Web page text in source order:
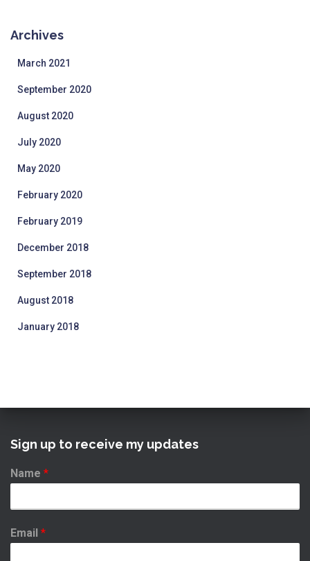
Archives
March 2021
September 2020
August 2020
July 2020
May 2020
February 2020
February 2019
December 2018
September 2018
August 2018
January 2018
Sign up to receive my updates
Name *
Email *